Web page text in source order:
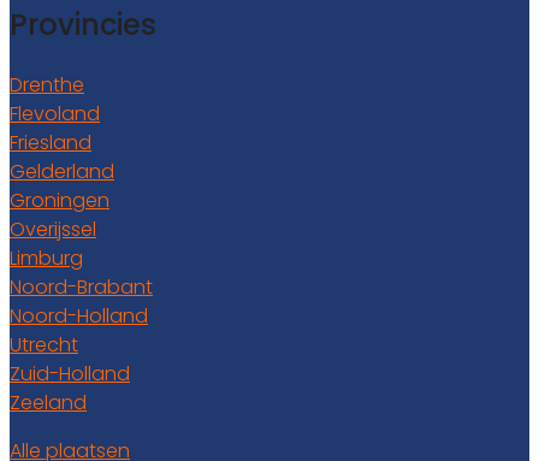
Provincies
Drenthe
Flevoland
Friesland
Gelderland
Groningen
Overijssel
Limburg
Noord-Brabant
Noord-Holland
Utrecht
Zuid-Holland
Zeeland
Alle plaatsen